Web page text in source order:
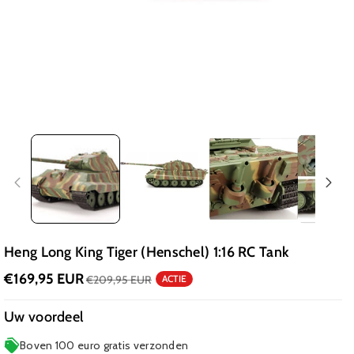
Heng Long King Tiger (Henschel) 1:16 RC Tank
€169,95 EUR€209,95 EUR ACTIE
Uw voordeel
Boven 100 euro gratis verzonden